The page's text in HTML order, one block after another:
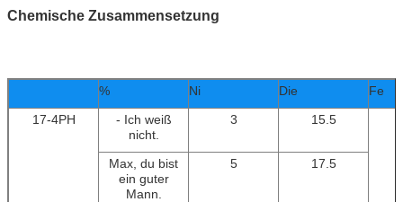
Chemische Zusammensetzung
% Ni Die
Fe
17-4PH
- Ich weiß
nicht.
3 15.5
Max, du bist
ein guter
Mann.
5 17.5